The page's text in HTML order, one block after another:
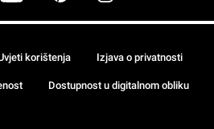
korištenja Izjava o privatnosti
Dostupnost u digitalnom obliku